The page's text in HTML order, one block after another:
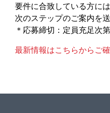
要件に合致している方に
次のステップのご案内を
＊応募締切：定員充足次
最新情報はこちらからご